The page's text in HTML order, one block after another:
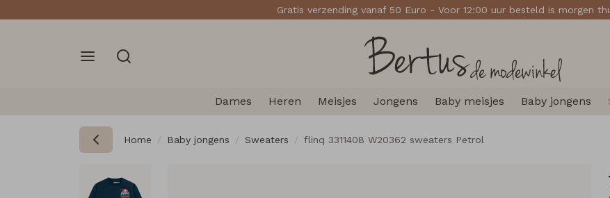
Gratis verzending vanaf 50 Euro - Voor 12:00 uur besteld is morgen
Dames Heren Meisjes Jongens Baby meisjes Baby jongens
Home Baby jongens Sweaters flinq 3311408 W20362 sweaters Petrol